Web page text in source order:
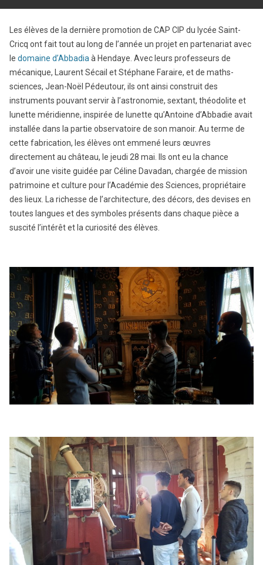
Les élèves de la dernière promotion de CAP CIP du lycée Saint-
Cricq ont fait tout au long de l’année un projet en partenariat avec
le domaine d’Abbadia à Hendaye. Avec leurs professeurs de
mécanique, Laurent Sécail et Stéphane Faraire, et de maths-
sciences, Jean-Noël Pédeutour, ils ont ainsi construit des
instruments pouvant servir à l’astronomie, sextant, théodolite et
lunette méridienne, inspirée de lunette qu’Antoine d’Abbadie avait
installée dans la partie observatoire de son manoir. Au terme de
cette fabrication, les élèves ont emmené leurs œuvres
directement au château, le jeudi 28 mai. Ils ont eu la chance
d’avoir une visite guidée par Céline Davadan, chargée de mission
patrimoine et culture pour l’Académie des Sciences, propriétaire
des lieux. La richesse de l’architecture, des décors, des devises en
toutes langues et des symboles présents dans chaque pièce a
suscité l’intérêt et la curiosité des élèves.